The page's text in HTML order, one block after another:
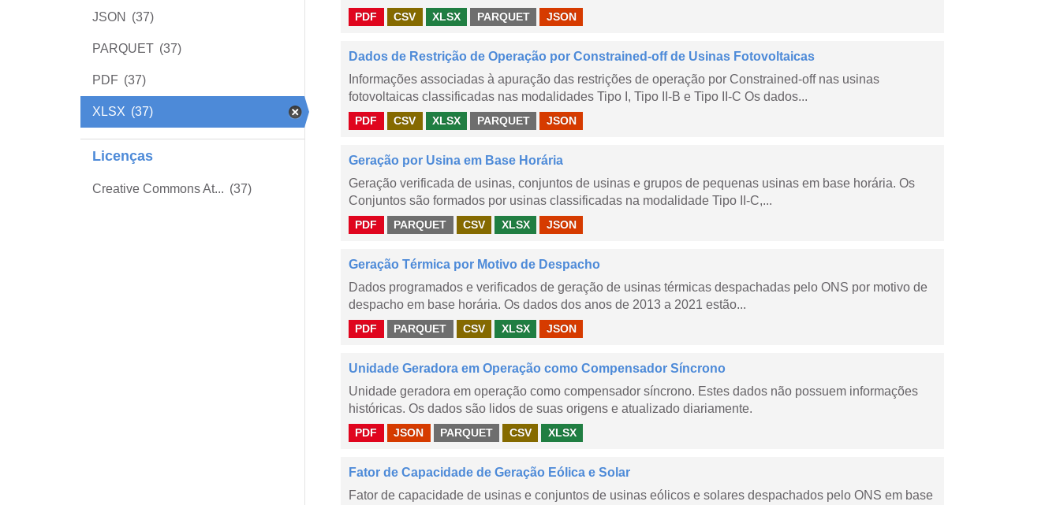
JSON (37)
PARQUET (37)
PDF (37)
XLSX (37)
Licenças
Creative Commons At... (37)
PDF CSV XLSX PARQUET JSON
Dados de Restrição de Operação por Constrained-off de Usinas Fotovoltaicas
Informações associadas à apuração das restrições de operação por Constrained-off nas usinas
fotovoltaicas classificadas nas modalidades Tipo I, Tipo II-B e Tipo II-C Os dados...
PDF CSV XLSX PARQUET JSON
Geração por Usina em Base Horária
Geração verificada de usinas, conjuntos de usinas e grupos de pequenas usinas em base horária. Os
Conjuntos são formados por usinas classificadas na modalidade Tipo II-C,...
PDF PARQUET CSV XLSX JSON
Geração Térmica por Motivo de Despacho
Dados programados e verificados de geração de usinas térmicas despachadas pelo ONS por motivo de
despacho em base horária. Os dados dos anos de 2013 a 2021 estão...
PDF PARQUET CSV XLSX JSON
Unidade Geradora em Operação como Compensador Síncrono
Unidade geradora em operação como compensador síncrono. Estes dados não possuem informações
históricas. Os dados são lidos de suas origens e atualizado diariamente.
PDF JSON PARQUET CSV XLSX
Fator de Capacidade de Geração Eólica e Solar
Fator de capacidade de usinas e conjuntos de usinas eólicos e solares despachados pelo ONS em base